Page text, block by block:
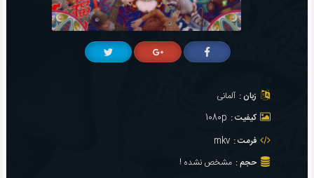
زبان : آلمانی
کیفیت : 1080p
فرمت : mkv
حجم : مشخص نشده !